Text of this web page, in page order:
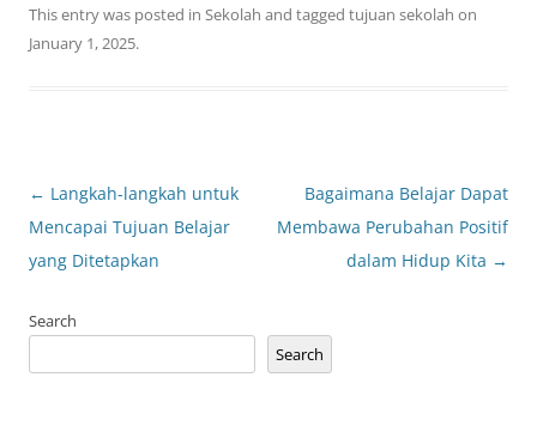
This entry was posted in Sekolah and tagged tujuan sekolah on
January 1, 2025.
Post
navigation
← Langkah-langkah untuk
Mencapai Tujuan Belajar
yang Ditetapkan
Bagaimana Belajar Dapat
Membawa Perubahan Positif
dalam Hidup Kita →
Search
Search